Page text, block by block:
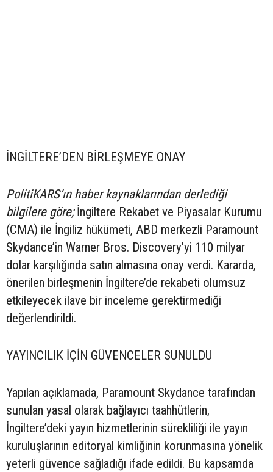
İNGİLTERE’DEN BİRLEŞMEYE ONAY
PolitiKARS’ın haber kaynaklarından derlediği
bilgilere göre;İngiltere Rekabet ve Piyasalar Kurumu
(CMA) ile İngiliz hükümeti, ABD merkezli Paramount
Skydance’in Warner Bros. Discovery’yi 110 milyar
dolar karşılığında satın almasına onay verdi. Kararda,
önerilen birleşmenin İngiltere’de rekabeti olumsuz
etkileyecek ilave bir inceleme gerektirmediği
değerlendirildi.
YAYINCILIK İÇİN GÜVENCELER SUNULDU
Yapılan açıklamada, Paramount Skydance tarafından
sunulan yasal olarak bağlayıcı taahhütlerin,
İngiltere’deki yayın hizmetlerinin sürekliliği ile yayın
kuruluşlarının editoryal kimliğinin korunmasına yönelik
yeterli güvence sağladığı ifade edildi. Bu kapsamda